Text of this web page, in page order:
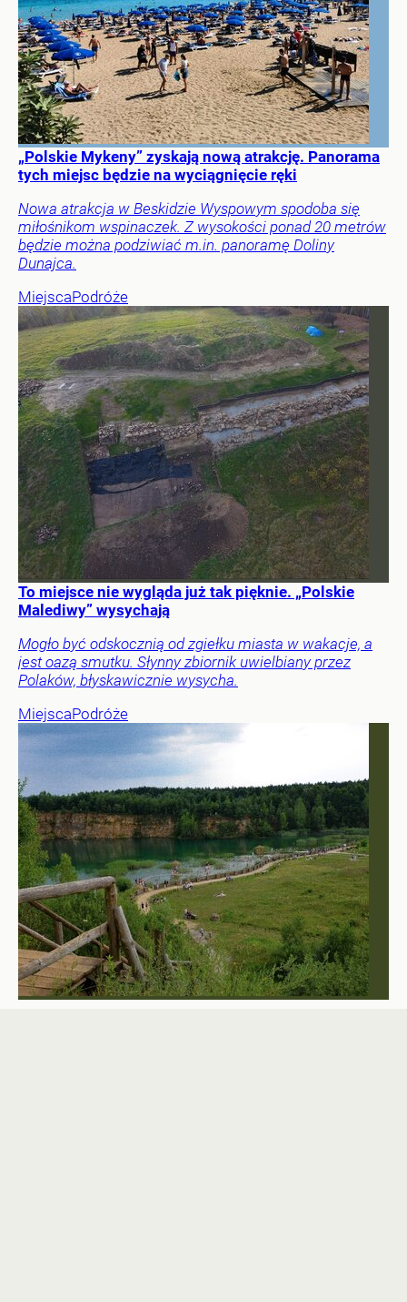
„Polskie Mykeny” zyskają nową atrakcję. Panorama
tych miejsc będzie na wyciągnięcie ręki
Nowa atrakcja w Beskidzie Wyspowym spodoba się
miłośnikom wspinaczek. Z wysokości ponad 20 metrów
będzie można podziwiać m.in. panoramę Doliny
Dunajca.
MiejscaPodróże
To miejsce nie wygląda już tak pięknie. „Polskie
Malediwy” wysychają
Mogło być odskocznią od zgiełku miasta w wakacje, a
jest oazą smutku. Słynny zbiornik uwielbiany przez
Polaków, błyskawicznie wysycha.
MiejscaPodróże